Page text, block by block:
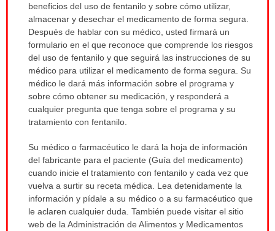
beneficios del uso de fentanilo y sobre cómo utilizar,
almacenar y desechar el medicamento de forma segura.
Después de hablar con su médico, usted firmará un
formulario en el que reconoce que comprende los riesgos
del uso de fentanilo y que seguirá las instrucciones de su
médico para utilizar el medicamento de forma segura. Su
médico le dará más información sobre el programa y
sobre cómo obtener su medicación, y responderá a
cualquier pregunta que tenga sobre el programa y su
tratamiento con fentanilo.
Su médico o farmacéutico le dará la hoja de información
del fabricante para el paciente (Guía del medicamento)
cuando inicie el tratamiento con fentanilo y cada vez que
vuelva a surtir su receta médica. Lea detenidamente la
información y pídale a su médico o a su farmacéutico que
le aclaren cualquier duda. También puede visitar el sitio
web de la Administración de Alimentos y Medicamentos